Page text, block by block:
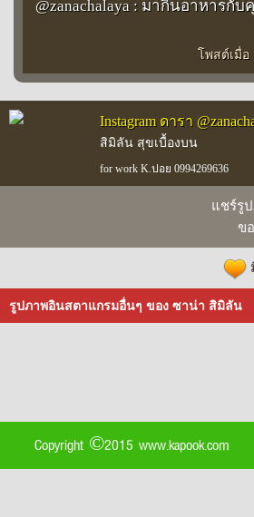
@zanachalaya : มากินอาหารกั
โพสต์เมื่อ
Instagram ดารา
สิมิลัน สุขเบื้องบน
for work K.ปอย 0994269636
แชร์รู
ข
รูปภาพอินสตาแกรมอื่นๆ ของ ซาน่า สิมิลัน
Copyright ©2015 www.kapook.com